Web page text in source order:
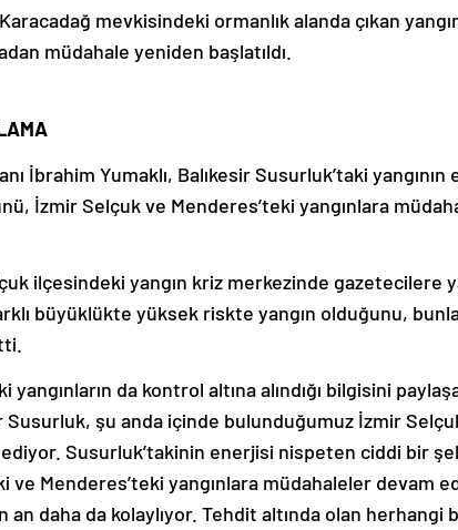
mevkisindeki ormanlık alanda çıkan
müdahale yeniden başlatıldı.
İbrahim Yumaklı, Balıkesir Susurluk’taki
İzmir Selçuk ve Menderes’teki yangınlara
ilçesindeki yangın kriz merkezinde gazetecilere
büyüklükte yüksek riskte yangın olduğunu,
yangınların da kontrol altına alındığı bilgisini
Susurluk, şu anda içinde bulunduğumuz İzmir
Susurluk’takinin enerjisi nispeten ciddi bir
ve Menderes’teki yangınlara müdahaleler devam
an daha da kolaylıyor. Tehdit altında olan herhangi